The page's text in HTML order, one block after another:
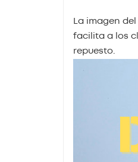
La imagen
facilita a los
repuesto.